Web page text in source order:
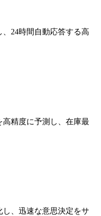
24時間自動応答する高
精度に予測し、在庫最
、迅速な意思決定をサ